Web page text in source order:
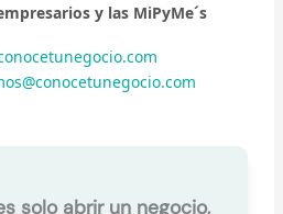
y las MiPyMe´s
solo abrir un negocio,